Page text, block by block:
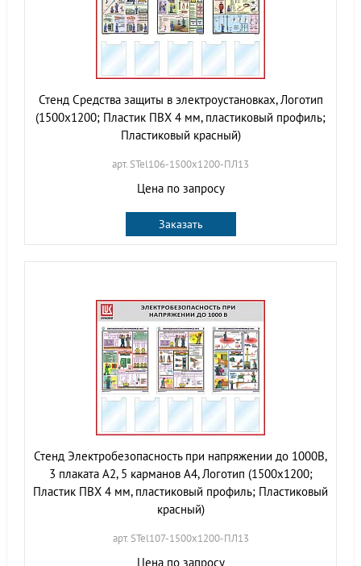
Стенд Средства защиты в электроустановках, Логотип
(1500х1200; Пластик ПВХ 4 мм, пластиковый профиль;
Пластиковый красный)
арт. STel106-1500х1200-ПЛ13
Цена по запросу
Заказать
Стенд Электробезопасность при напряжении до 1000В,
3 плаката А2, 5 карманов А4, Логотип (1500х1200;
Пластик ПВХ 4 мм, пластиковый профиль; Пластиковый
красный)
арт. STel107-1500х1200-ПЛ13
Цена по запросу